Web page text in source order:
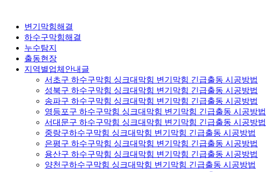
변기막힘해결
하수구막힘해결
누수탐지
출동현장
지역별업체안내글
서초구 하수구막힘 싱크대막힘 변기막힘 긴급출동 시공방법
성북구 하수구막힘 싱크대막힘 변기막힘 긴급출동 시공방법
송파구 하수구막힘 싱크대막힘 변기막힘 긴급출동 시공방법
영등포구 하수구막힘 싱크대막힘 변기막힘 긴급출동 시공방법
서대문구 하수구막힘 싱크대막힘 변기막힘 긴급출동 시공방법
중랑구하수구막힘 싱크대막힘 변기막힘 긴급출동 시공방법
은평구 하수구막힘 싱크대막힘 변기막힘 긴급출동 시공방법
용산구 하수구막힘 싱크대막힘 변기막힘 긴급출동 시공방법
양천구하수구막힘 싱크대막힘 변기막힘 긴급출동 시공방법